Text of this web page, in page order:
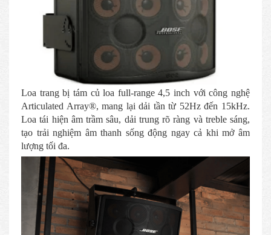
Loa trang bị tám củ loa full-range 4,5 inch với công nghệ
Articulated Array®, mang lại dải tần từ 52Hz đến 15kHz.
Loa tái hiện âm trầm sâu, dải trung rõ ràng và treble sáng,
tạo trải nghiệm âm thanh sống động ngay cả khi mở âm
lượng tối đa.